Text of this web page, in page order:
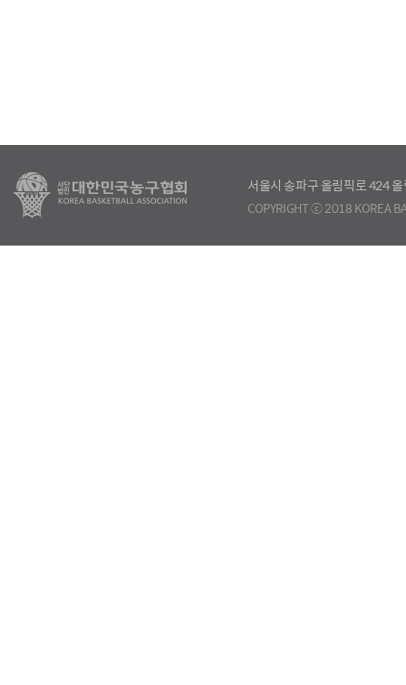
서울시 송파구 올림픽로 424
COPYRIGHT ⓒ 2018 KOREA